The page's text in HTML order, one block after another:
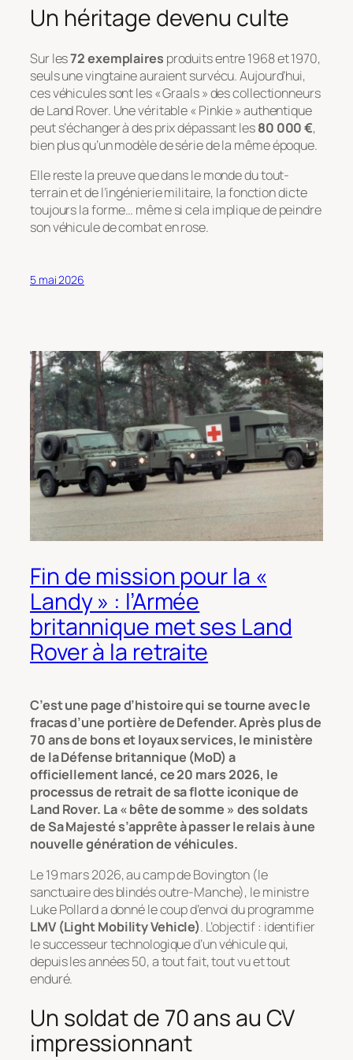
Un héritage devenu culte
Sur les72 exemplaires produits entre 1968 et 1970,
seuls une vingtaine auraient survécu. Aujourd’hui,
ces véhicules sont les « Graals » des collectionneurs
de Land Rover. Une véritable « Pinkie » authentique
peut s’échanger à des prix dépassant les80 000 €,
bien plus qu’un modèle de série de la même époque.
Elle reste la preuve que dans le monde du tout-
terrain et de l’ingénierie militaire, la fonction dicte
toujours la forme… même si cela implique de peindre
son véhicule de combat en rose.
5 mai 2026
Fin de mission pour la «
Landy » : l’Armée
britannique met ses Land
Rover à la retraite
C’est une page d’histoire qui se tourne avec le
fracas d’une portière de Defender. Après plus de
70 ans de bons et loyaux services, le ministère
de la Défense britannique (MoD) a
officiellement lancé, ce 20 mars 2026, le
processus de retrait de sa flotte iconique de
Land Rover. La « bête de somme » des soldats
de Sa Majesté s’apprête à passer le relais à une
nouvelle génération de véhicules.
Le 19 mars 2026, au camp de Bovington (le
sanctuaire des blindés outre-Manche), le ministre
Luke Pollard a donné le coup d’envoi du programme
LMV (Light Mobility Vehicle). L’objectif : identifier
le successeur technologique d’un véhicule qui,
depuis les années 50, a tout fait, tout vu et tout
enduré.
Un soldat de 70 ans au CV
impressionnant